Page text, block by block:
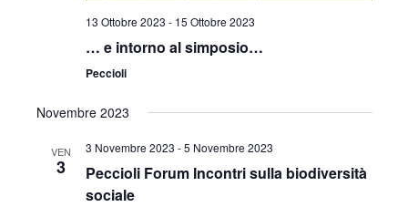
13 Ottobre 2023 - 15 Ottobre 2023
… e intorno al simposio…
Peccioli
Novembre 2023
VEN
3
3 Novembre 2023 -5 Novembre 2023
Peccioli Forum Incontri sulla biodiversità
sociale